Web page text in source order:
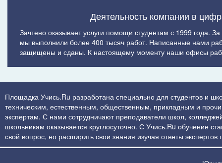
Деятельность компании в
Зачтено оказывает услуги помощи студентам с 1999 года.
мы выполнили более 400 тысяч работ. Написанные нами
защищены и сданы. К настоящему моменту наши офисы
Площадка Учись.Ru разработана специально для студентов и
техническим, естественным, общественным, прикладным и
экспертам. С нами сотрудничают преподаватели школ,
школьникам оказывается круглосуточно. С Учись.Ru обучение
свой вопрос, но расширить свои знания изучая ответы